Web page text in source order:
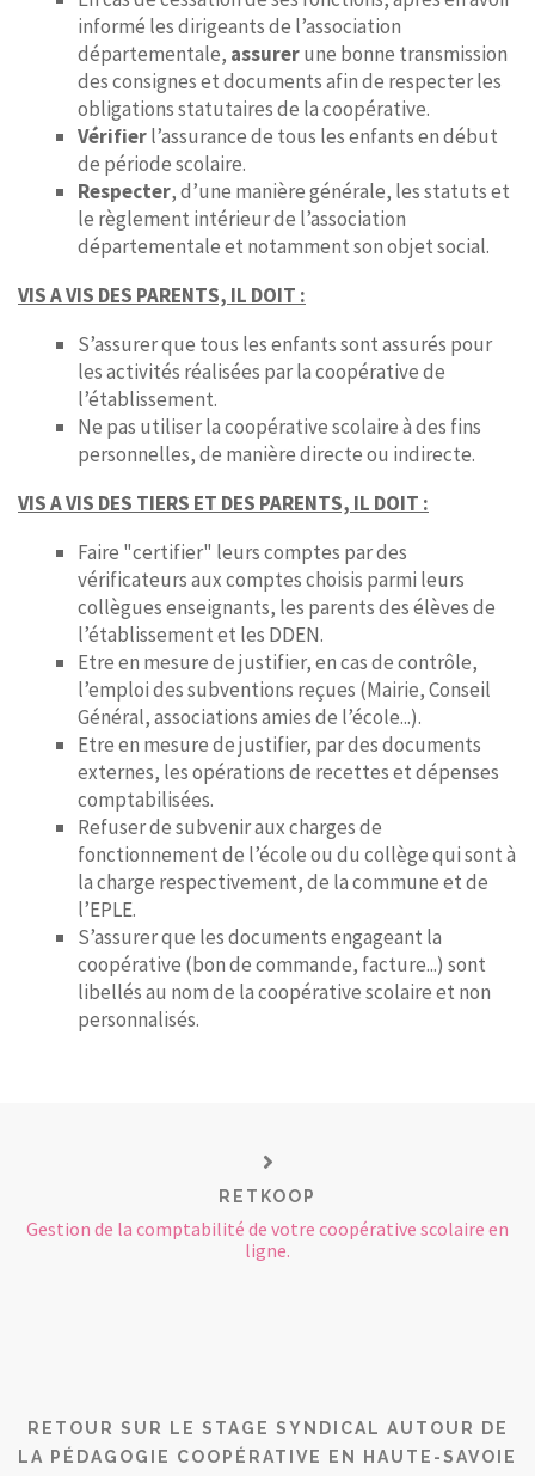
informé les dirigeants de l’association
départementale, assurerune bonne transmission
des consignes et documents afin de respecter les
obligations statutaires de la coopérative.
Vérifierl’assurance de tous les enfants en début
de période scolaire.
Respecter, d’une manière générale, les statuts et
le règlement intérieur de l’association
départementale et notamment son objet social.
VIS A VIS DES PARENTS, IL DOIT :
S’assurer que tous les enfants sont assurés pour
les activités réalisées par la coopérative de
l’établissement.
Ne pas utiliser la coopérative scolaire à des fins
personnelles, de manière directe ou indirecte.
VIS A VIS DES TIERS ET DES PARENTS, IL DOIT :
Faire "certifier" leurs comptes par des
vérificateurs aux comptes choisis parmi leurs
collègues enseignants, les parents des élèves de
l’établissement et les DDEN.
Etre en mesure de justifier, en cas de contrôle,
l’emploi des subventions reçues (Mairie, Conseil
Général, associations amies de l’école...).
Etre en mesure de justifier, par des documents
externes, les opérations de recettes et dépenses
comptabilisées.
Refuser de subvenir aux charges de
fonctionnement de l’école ou du collège qui sont à
la charge respectivement, de la commune et de
l’EPLE.
S’assurer que les documents engageant la
coopérative (bon de commande, facture...) sont
libellés au nom de la coopérative scolaire et non
personnalisés.
RETKOOP
Gestion de la comptabilité de votre coopérative scolaire en
ligne.
RETOUR SUR LE STAGE SYNDICAL AUTOUR DE
LA PÉDAGOGIE COOPÉRATIVE EN HAUTE-SAVOIE